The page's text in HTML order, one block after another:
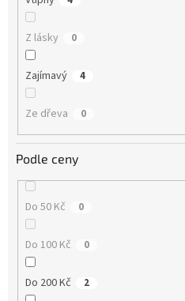
Z lásky 0
Zajímavý 4
Ze dřeva 0
Podle ceny
Do 50 Kč 0
Do 100 Kč 0
Do 200 Kč 2